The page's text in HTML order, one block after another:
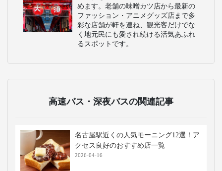
めます。老舗の味噌カツ店から最新の
ファッション・アニメグッズ店まで多
彩な店舗が軒を連ね、観光客だけでな
く地元民にも愛され続ける活気あふれ
るスポットです。
高速バス・深夜バスの関連記事
名古屋駅近くの人気モーニング12選！ア
クセス良好のおすすめ店一覧
2026-04-16